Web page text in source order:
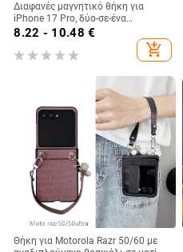
Διαφανές μαγνητικό θήκη για
iPhone 17 Pro, δύο-σε-ένα
προστατευτικό κάλυμμα με
παχύτερο πλαίσιο και μεγάλο
άνοιγμα
8.22 - 10.48 €
add_shopping_cart
Θήκη για Motorola Razr 50/60 με